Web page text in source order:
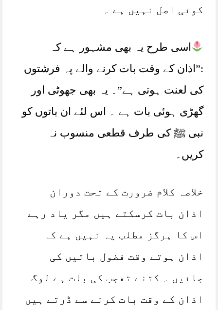
کوئی اصل نہیں ہے ۔
اسی طرح یہ بھی مشہور ہے کہ
:”اذان کے وقت بات کرنے والے پہ فرشتوں
کی لعنت ہوتی ہے”۔ یہ بھی جھوٹی اور
گھڑی ہوئی بات ہے ۔ اس لئے ان باتوں کو
نبی ﷺ کی طرف قطعی منسوب نہ
کریں۔
خلاصہ کلام ضرورت کے تحت دوران
اذان بات کرسکتے ہیں مگر یاد رہے
اس کا ہرگز مطلب یہ نہیں ہے کہ
اذان ہوتے وقت فضول باتیں کی
جائیں ۔ کتنے تعجب کی بات ہے لوگ
اذان کے وقت بات کرنے سے ڈرتے ہیں